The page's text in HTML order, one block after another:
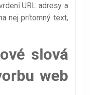
URL adresy a
nej prítomný text,
slová
web